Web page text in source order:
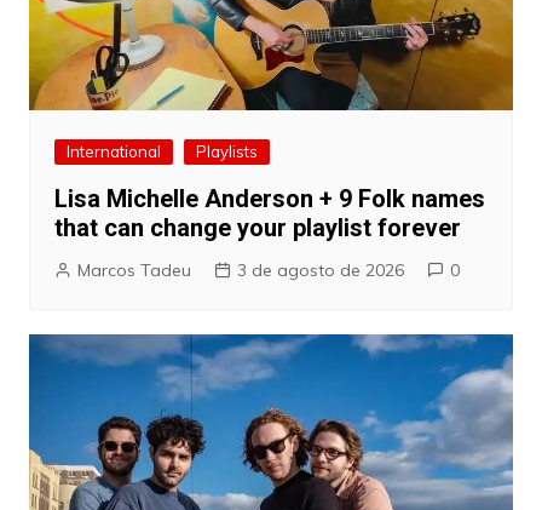
International Playlists
Lisa Michelle Anderson + 9 Folk names
that can change your playlist forever
Marcos Tadeu 3 de agosto de 2026 0